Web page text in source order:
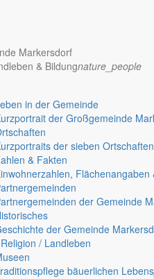
Markersdorf
& Bildungnature_people
in der Gemeinde
der Großgemeinde
der sieben Ortschaften
& Fakten
Flächenangaben
der Gemeinde
der Gemeinde
/ Landleben
bäuerlichen Lebens